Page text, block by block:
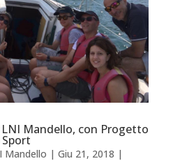
Mandello, con Progetto
Mandello | Giu 21, 2018 |